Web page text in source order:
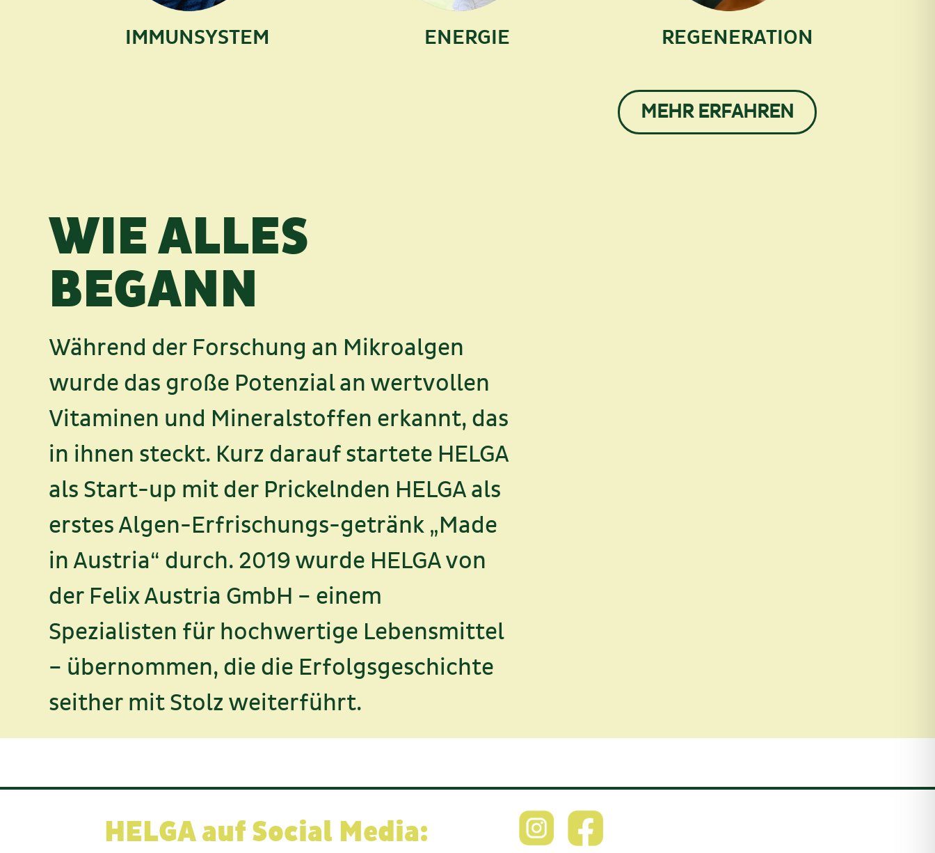
IMMUNSYSTEM ENERGIE REGENERATION
MEHR ERFAHREN
WIE ALLES
BEGANN
Während der Forschung an Mikroalgen
wurde das große Potenzial an wertvollen
Vitaminen und Mineralstoffen erkannt, das
in ihnen steckt. Kurz darauf startete HELGA
als Start-up mit der Prickelnden HELGA als
erstes Algen-Erfrischungs-getränk „Made
in Austria“ durch. 2019 wurde HELGA von
der Felix Austria GmbH – einem
Spezialisten für hochwertige Lebensmittel
– übernommen, die die Erfolgsgeschichte
seither mit Stolz weiterführt.
HELGA auf Social Media: